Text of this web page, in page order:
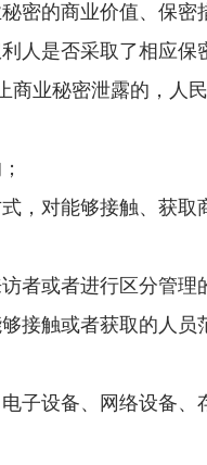
的商业价值、保密
人是否采取了相应保
业秘密泄露的，人
对能够接触、获取
者或者进行区分管理
触或者获取的人员
设备、网络设备、